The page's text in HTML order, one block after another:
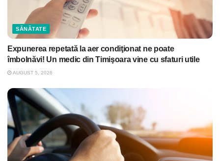
SĂNĂTATE
Expunerea repetată la aer condiţionat ne poate
îmbolnăvi! Un medic din Timişoara vine cu sfaturi utile
AUGUST 5, 2026